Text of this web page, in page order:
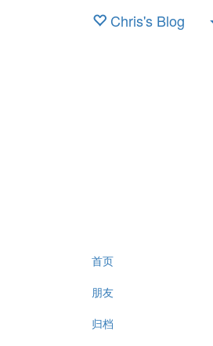
Chris's Blog
首页
朋友
归档